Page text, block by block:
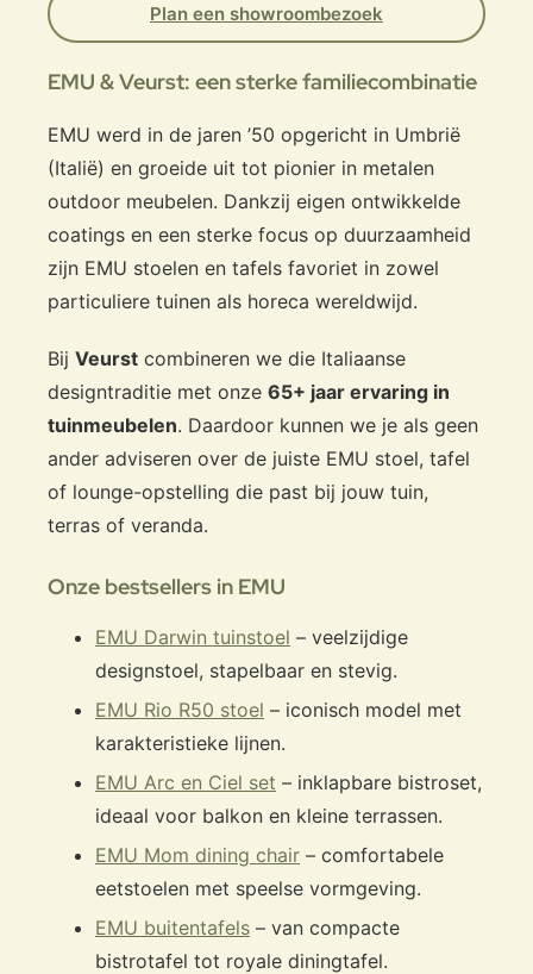
Plan een showroombezoek
EMU & Veurst: een sterke familiecombinatie
EMU werd in de jaren ’50 opgericht in Umbrië
(Italië) en groeide uit tot pionier in metalen
outdoor meubelen. Dankzij eigen ontwikkelde
coatings en een sterke focus op duurzaamheid
zijn EMU stoelen en tafels favoriet in zowel
particuliere tuinen als horeca wereldwijd.
Bij Veurst combineren we die Italiaanse
designtraditie met onze 65+ jaar ervaring in
tuinmeubelen. Daardoor kunnen we je als geen
ander adviseren over de juiste EMU stoel, tafel
of lounge-opstelling die past bij jouw tuin,
terras of veranda.
Onze bestsellers in EMU
EMU Darwin tuinstoel – veelzijdige
designstoel, stapelbaar en stevig.
EMU Rio R50 stoel – iconisch model met
karakteristieke lijnen.
EMU Arc en Ciel set – inklapbare bistroset,
ideaal voor balkon en kleine terrassen.
EMU Mom dining chair – comfortabele
eetstoelen met speelse vormgeving.
EMU buitentafels – van compacte
bistrotafel tot royale diningtafel.